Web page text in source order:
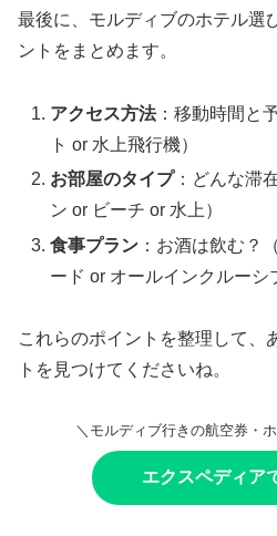
最後に、モルディブのホテル選
ントをまとめます。
アクセス方法：移動時間と
ト or 水上飛行機）
お部屋のタイプ：どんな滞
ン or ビーチ or 水上）
食事プラン ：お酒は飲む？
ード or オールインクルーシ
これらのポイントを整理して、
トを見つけてくださいね。
＼モルディブ行きの航空券・
エクスペディア